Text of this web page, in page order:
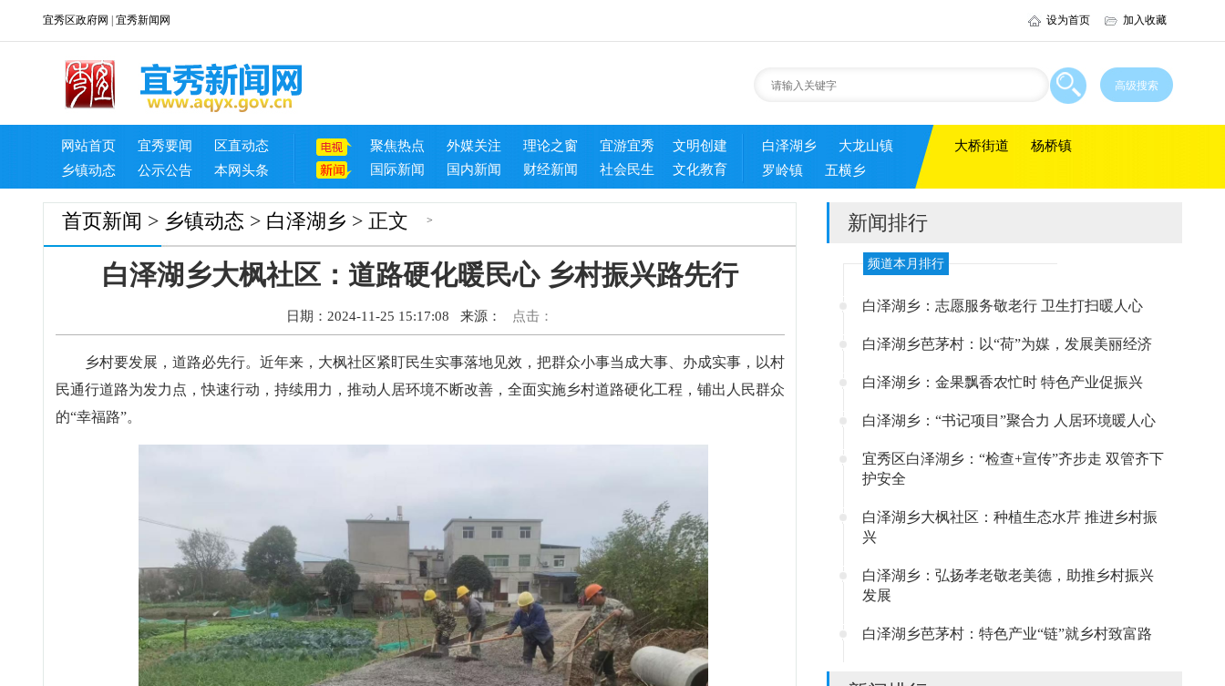
宜秀区政府网 宜秀新闻网 设为首页 加入收藏
网站首页 宜秀要闻
区直动态
乡镇动态
公示公告 本网头条
聚焦热点 外媒关注 理论之窗 宜游宜秀
文明创建
国际新闻
国内新闻 财经新闻 社会民生 文化教育
白泽湖乡
大龙山镇
罗岭镇
五横乡
大桥街道 杨桥镇
首页 >
新闻 > 乡镇动态 > 白泽湖乡 > 正文
白泽湖乡大枫社区：道路硬化暖民心 乡村振兴路先行
日期：2024-11-25 15:17:08 来源： 点击：
乡村要发展，道路必先行。近年来，大枫社区紧盯民生实事落地见效，把群众小事当成大事、办成实事，以村
民通行道路为发力点，快速行动，持续用力，推动人居环境不断改善，全面实施乡村道路硬化工程，铺出人民群众
的“幸福路”。
新闻排行
频道本月排行
白泽湖乡：志愿服务敬老行 卫生打扫暖人心
白泽湖乡芭茅村：以“荷”为媒，发展美丽经济
白泽湖乡：金果飘香农忙时 特色产业促振兴
白泽湖乡：“书记项目”聚合力 人居环境暖人心
宜秀区白泽湖乡：“检查+宣传”齐步走 双管齐下
护安全
白泽湖乡大枫社区：种植生态水芹 推进乡村振
兴
白泽湖乡：弘扬孝老敬老美德，助推乡村振兴
发展
白泽湖乡芭茅村：特色产业“链”就乡村致富路